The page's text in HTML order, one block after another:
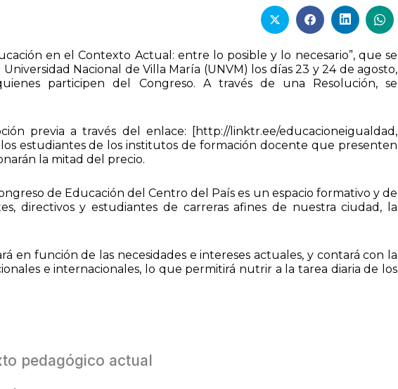
en el Contexto Actual: entre lo posible y lo necesario”, que se
Nacional de Villa María (UNVM) los días 23 y 24 de agosto,
participen del Congreso. A través de una Resolución, se
previa a través del enlace: [http://linktr.ee/educacioneigualdad,
estudiantes de los institutos de formación docente que presenten
la mitad del precio.
de Educación del Centro del País es un espacio formativo y de
directivos y estudiantes de carreras afines de nuestra ciudad, la
en función de las necesidades e intereses actuales, y contará con la
e internacionales, lo que permitirá nutrir a la tarea diaria de los
pedagógico actual